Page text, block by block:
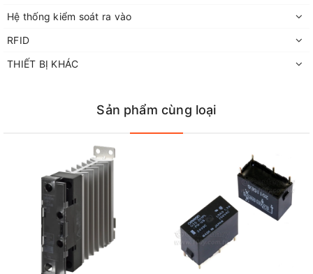
Hệ thống kiểm soát ra vào
RFID
THIẾT BỊ KHÁC
Sản phẩm cùng loại